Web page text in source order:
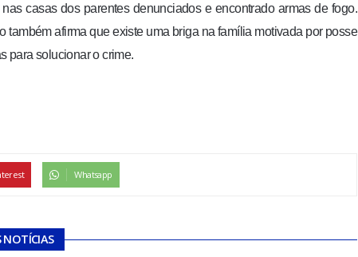
casas dos parentes denunciados e encontrado armas de fogo.
afirma que existe uma briga na família motivada por posse
para solucionar o crime.
Whatsapp
NOTÍCIAS